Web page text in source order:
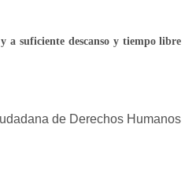
a suficiente descanso y tiempo libre
de Derechos Humanos